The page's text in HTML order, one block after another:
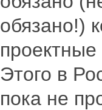
обязано!)
Этого в
пока не